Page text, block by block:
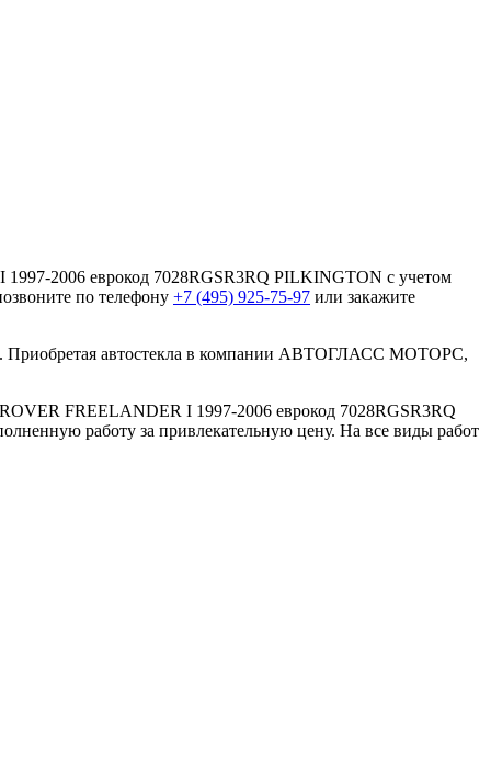
2006 еврокод 7028RGSR3RQ PILKINGTON с учетом
по телефону +7 (495) 925-75-97 или закажите
Приобретая автостекла в компании АВТОГЛАСС МОТОРС,
ROVER FREELANDER I 1997-2006 еврокод 7028RGSR3RQ
работу за привлекательную цену. На все виды работ